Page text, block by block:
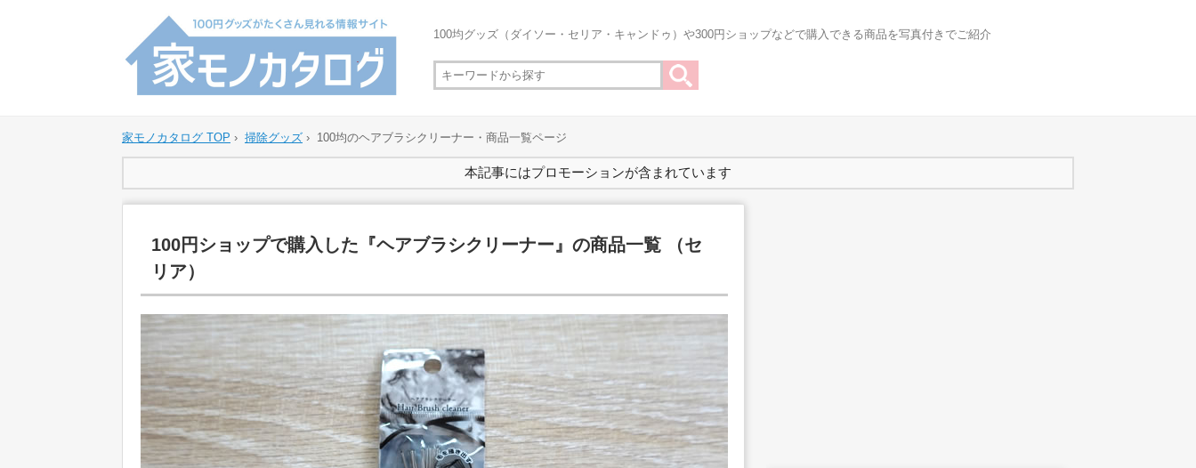
100均グッズ（ダイソー・セリア・キャンドゥ）や300円ショップなどで購入できる商品を写真付きでご紹介
家モノカタログ TOP › 掃除グッズ › 100均のヘアブラシクリーナー・商品一覧ページ
本記事にはプロモーションが含まれています
100円ショップで購入した『ヘアブラシクリーナー』の商品一覧 （セ
リア）